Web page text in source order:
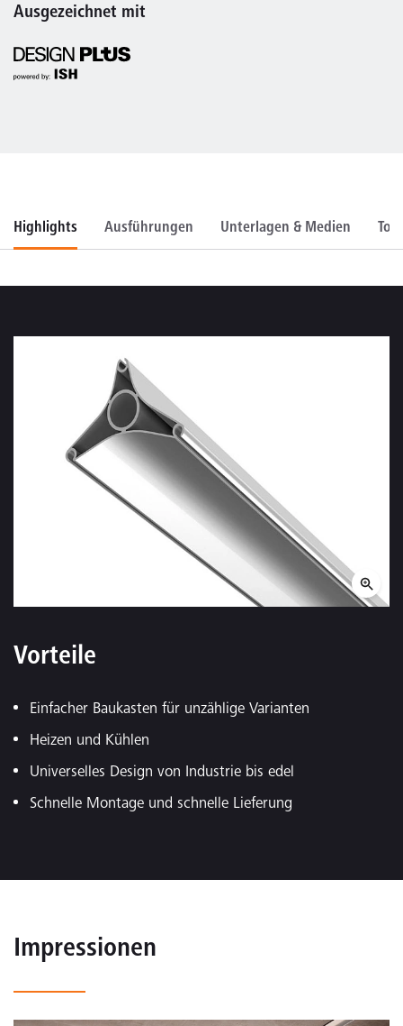
Ausgezeichnet mit
Highlights Ausführungen Unterlagen & Medien
Vorteile
Einfacher Baukasten für unzählige Varianten
Heizen und Kühlen
Universelles Design von Industrie bis edel
Schnelle Montage und schnelle Lieferung
Impressionen